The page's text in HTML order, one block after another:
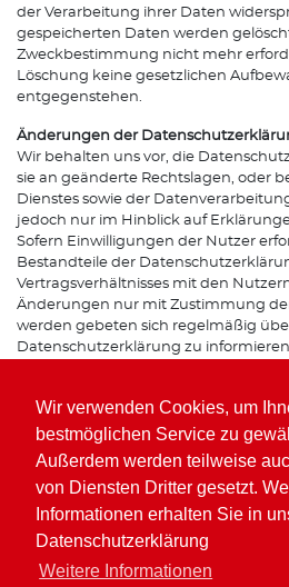
Wir verwenden Cookies, um
bestmöglichen Service zu
Außerdem werden teilweise
von Diensten Dritter gesetzt.
Informationen erhalten Sie in
Datenschutzerklärung
Weitere Informationen
der Verarbeitung ihrer Daten
gespeicherten Daten werden
Zweckbestimmung nicht mehr
Löschung keine gesetzlichen
entgegenstehen.
Änderungen der
Wir behalten uns vor, die
sie an geänderte Rechtslagen, oder
Dienstes sowie der
jedoch nur im Hinblick auf
Sofern Einwilligungen der Nutzer
Bestandteile der
Vertragsverhältnisses mit den
Änderungen nur mit Zustimmung
werden gebeten sich regelmäßig
Datenschutzerklärung zu
Bei Fragen zur Erhebung,
personenbezogenen Daten, bei
Sperrung oder Löschung von Daten
Einwilligungen wenden Sie sich bitte
Datenschutzbeauftragte(n) bzw.
Home Impressum